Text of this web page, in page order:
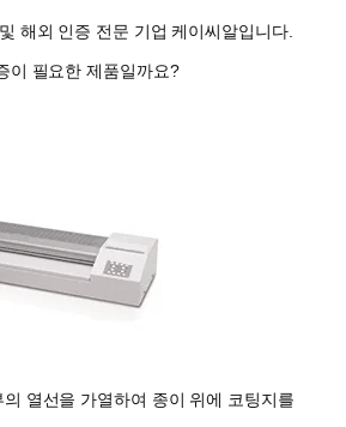
해외 인증 전문 기업 케이씨알입니다.
이 필요한 제품일까요?
열선을 가열하여 종이 위에 코팅지를